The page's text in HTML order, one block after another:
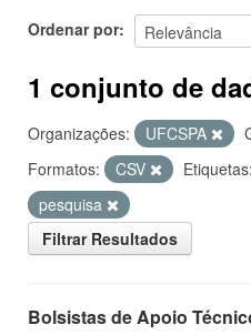
Ordenar por
1 conjunto de
Organizações: UFCSPA
Formatos:
CSV Etiquetas:
pesquisa
Filtrar Resultados
Bolsistas de Apoio